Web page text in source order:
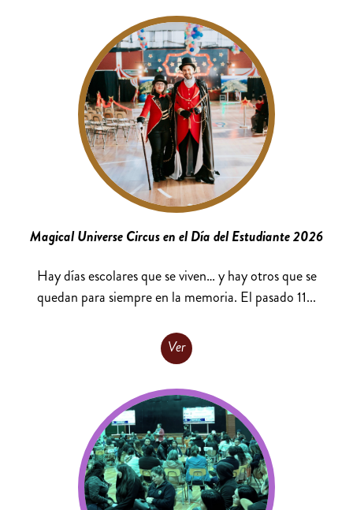
Magical Universe Circus en el Día del Estudiante 2026
Hay días escolares que se viven… y hay otros que se
quedan para siempre en la memoria. El pasado 11...
Ver